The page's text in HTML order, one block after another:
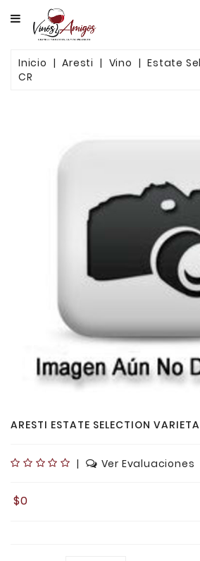
CATEGORY
PRODUCTOS
CONTACTO
Inicio Aresti Vino
Estate
CR
ARESTI ESTATE SELECTION
| Ver Evaluaciones
$0